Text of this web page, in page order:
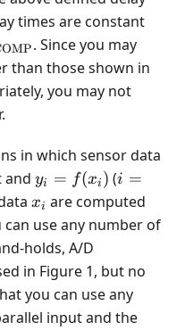
times are constant
. Since you may
than those shown in
you may not
in which sensor data
and y_i =
f(x_i)
yi = f(xi ) (i = 1,
2,
\dots,
i =
x_i
xi are computed
use any number of
holds, A/D
in Figure 1, but no
you can use any
input and the